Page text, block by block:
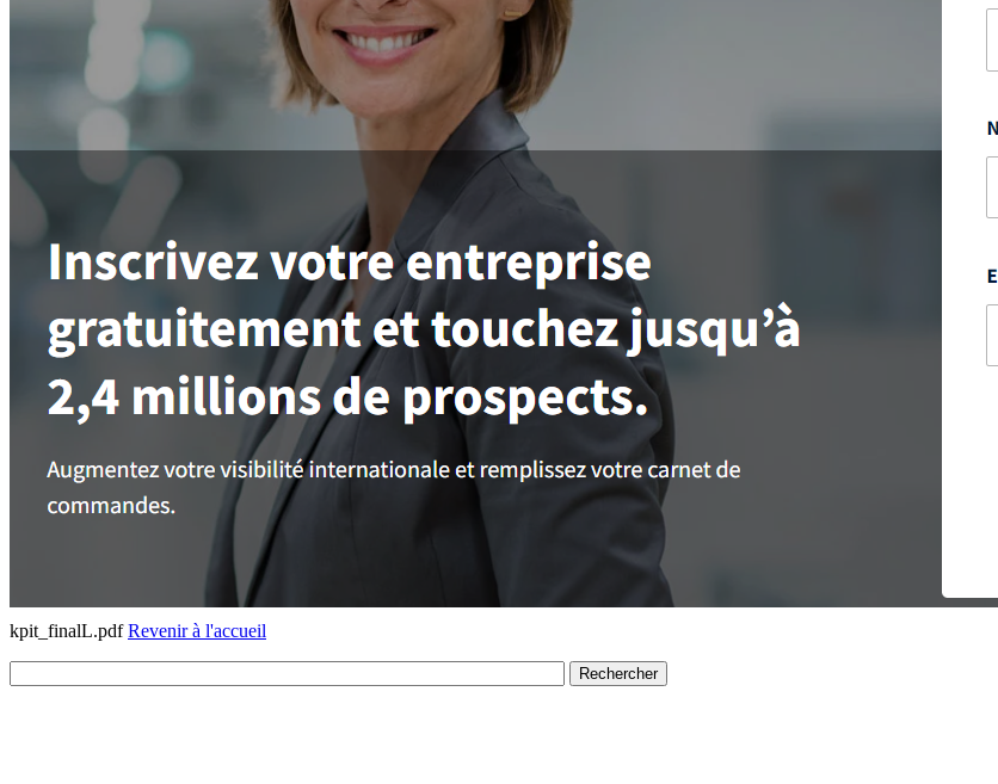
kpit_finalL.pdfRevenir à l'accueil